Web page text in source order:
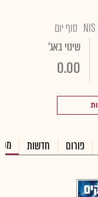
NIS סוף יום
שינוי באג'
0.00
פורום חדשות